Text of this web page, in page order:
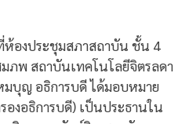
ห้องประชุมสภาสถาบัน ชั้น 4
ภพ สถาบันเทคโนโลยีจิตรลดา
บุญ อธิการบดี ได้มอบหมาย
งอธิการบดี) เป็นประธานใน